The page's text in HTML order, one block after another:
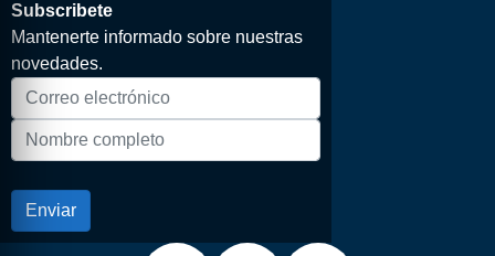
Subscribete
Mantenerte informado sobre nuestras
novedades.